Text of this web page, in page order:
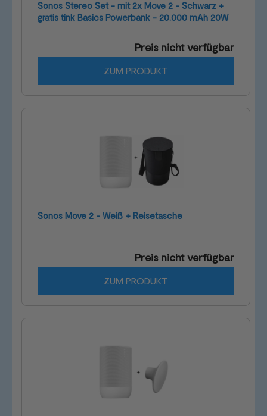
Sonos Stereo Set - mit 2x Move 2 - Schwarz +
gratis tink Basics Powerbank - 20.000 mAh 20W
Preis nicht verfügbar
ZUM PRODUKT
Sonos Move 2 - Weiß + Reisetasche
Preis nicht verfügbar
ZUM PRODUKT